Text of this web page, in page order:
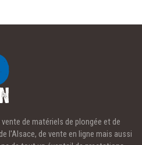
de matériels de plongée et de
l'Alsace, de vente en ligne mais aussi